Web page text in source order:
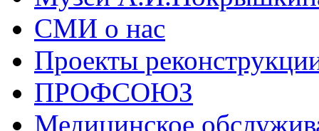
СМИ о нас
Проекты
ПРОФСОЮЗ
Медицинское